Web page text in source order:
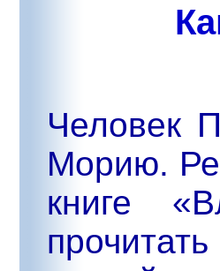
Человек
Морию.
книге